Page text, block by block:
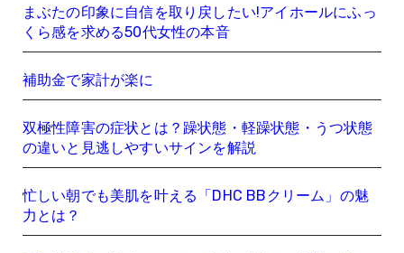
まぶたの印象に自信を取り戻したい!アイホールにふっ
くら感を求める50代女性の本音
補助金で家計が楽に
双極性障害の症状とは？躁状態・軽躁状態・うつ状態
の違いと見逃しやすいサインを解説
忙しい朝でも美肌を叶える「DHC BBクリーム」の魅
力とは？